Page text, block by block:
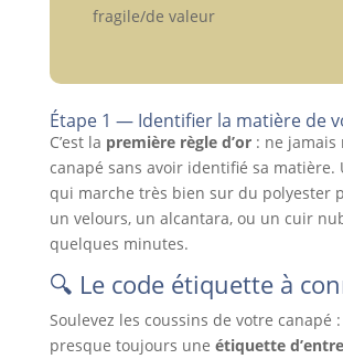
fragile/de valeur
Étape 1 — Identifier la matière de
C’est la première règle d’or: ne jamais
canapé sans avoir identifié sa matière.
qui marche très bien sur du polyester
un velours, un alcantara, ou un cuir
quelques minutes.
🔍 Le code étiquette à
Soulevez les coussins de votre canapé
presque toujours une étiquette